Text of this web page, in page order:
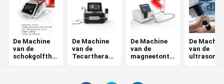
De Therapiemachine van de luchtdruk
ESWT-Therapiemachine
Elektromagnetische Therapiemachine
De Machine
van de
schokgolfthe
De Machine
van de
Tecartherapi
De Machine
van de
magneetonts
De
van de
ultrasone